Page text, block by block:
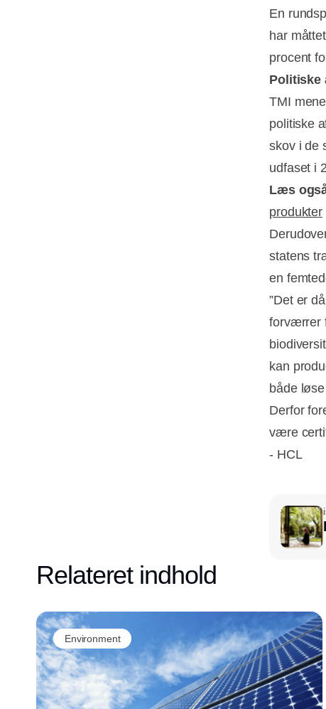
En
har
procent
Politiske
TMI
politiske
skov i de
udfaset i
Læs
produkter
statens
en
”Det er
forværrer
kan
både
Derfor
være
- HCL
Relateret indhold
Environment